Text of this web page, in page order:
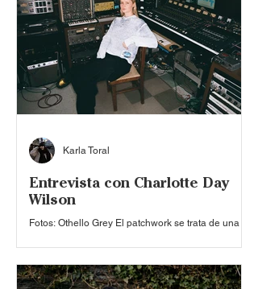
tener una charla con el baterista Lee Thomson . En
ella hablamos tanto de la experiencia de la banda
dando conciertos a través del mundo, como de esa
conexión particu
Entrevista con Charlotte Day
Wilson
Fotos: Othello Grey El patchwork se trata de una
arte que combina creatividad, precisión y
paciencia capaz de transformar retazos dispersos
Karla Toral